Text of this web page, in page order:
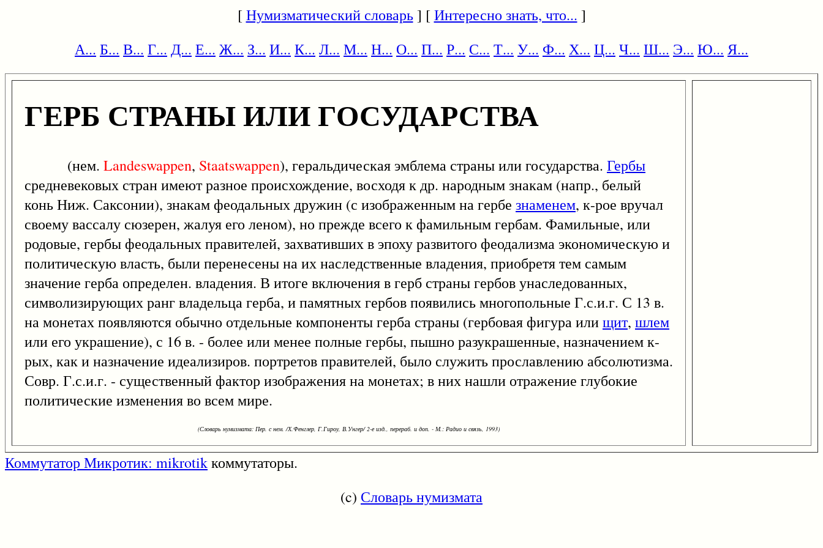
[Нумизматический словарь] [Интересно знать, что... ]
А... Б... В... Г... Д... Е... Ж... З... И... К... Л... М... Н... О... П... Р... С... Т... У... Ф... Х... Ц... Ч... Ш... Э... Ю... Я...
ГЕРБ СТРАНЫ ИЛИ ГОСУДАРСТВА
(нем. Landeswappen, Staatswappen), геральдическая эмблема страны или государства. Гербы
средневековых стран имеют разное происхождение, восходя к др. народным знакам (напр., белый
конь Ниж. Саксонии), знакам феодальных дружин (с изображенным на гербе знаменем, к-рое вручал
своему вассалу сюзерен, жалуя его леном), но прежде всего к фамильным гербам. Фамильные, или
родовые, гербы феодальных правителей, захвативших в эпоху развитого феодализма экономическую и
политическую власть, были перенесены на их наследственные владения, приобретя тем самым
значение герба определен. владения. В итоге включения в герб страны гербов унаследованных,
символизирующих ранг владельца герба, и памятных гербов появились многопольные Г.с.и.г. С 13 в.
на монетах появляются обычно отдельные компоненты герба страны (гербовая фигура илищит, шлем
или его украшение), с 16 в. - более или менее полные гербы, пышно разукрашенные, назначением к-
рых, как и назначение идеализиров. портретов правителей, было служить прославлению абсолютизма.
Совр. Г.с.и.г. - существенный фактор изображения на монетах; в них нашли отражение глубокие
политические изменения во всем мире.
(Словарь нумизмата: Пер. с нем. /Х.Фенглер, Г.Гироу, В.Унгер/ 2-е изд., перераб. и доп. - М.: Радио и связь, 1993)
Коммутатор Микротик: mikrotikкоммутаторы.
(c) Словарь нумизмата